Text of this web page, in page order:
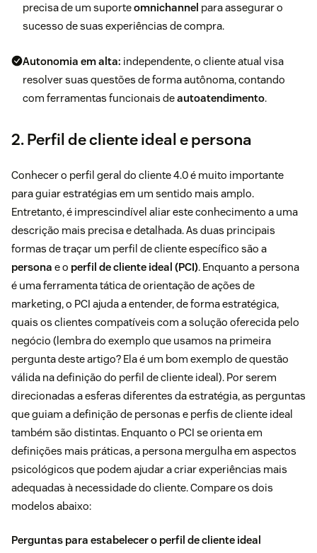
precisa de um suporteomnichannel para assegurar o
sucesso de suas experiências de compra.
Autonomia em alta: independente, o cliente atual visa
resolver suas questões de forma autônoma, contando
com ferramentas funcionais deautoatendimento.
2. Perfil de cliente ideal e persona
Conhecer o perfil geral do cliente 4.0 é muito importante
para guiar estratégias em um sentido mais amplo.
Entretanto, é imprescindível aliar este conhecimento a uma
descrição mais precisa e detalhada. As duas principais
formas de traçar um perfil de cliente específico são a
persona e o perfil de cliente ideal (PCI). Enquanto a persona
é uma ferramenta tática de orientação de ações de
marketing, o PCI ajuda a entender, de forma estratégica,
quais os clientes compatíveis com a solução oferecida pelo
negócio (lembra do exemplo que usamos na primeira
pergunta deste artigo? Ela é um bom exemplo de questão
válida na definição do perfil de cliente ideal). Por serem
direcionadas a esferas diferentes da estratégia, as perguntas
que guiam a definição de personas e perfis de cliente ideal
também são distintas. Enquanto o PCI se orienta em
definições mais práticas, a persona mergulha em aspectos
psicológicos que podem ajudar a criar experiências mais
adequadas à necessidade do cliente. Compare os dois
modelos abaixo:
Perguntas para estabelecer o perfil de cliente ideal